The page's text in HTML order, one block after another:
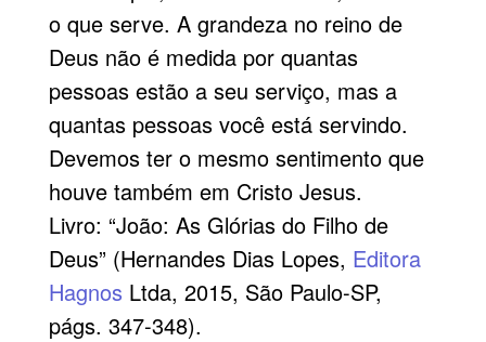
o que serve. A grandeza no reino de
Deus não é medida por quantas
pessoas estão a seu serviço, mas a
quantas pessoas você está servindo.
Devemos ter o mesmo sentimento que
houve também em Cristo Jesus.
Livro: “João: As Glórias do Filho de
Deus” (Hernandes Dias Lopes, Editora
Hagnos Ltda, 2015, São Paulo-SP,
págs. 347-348).